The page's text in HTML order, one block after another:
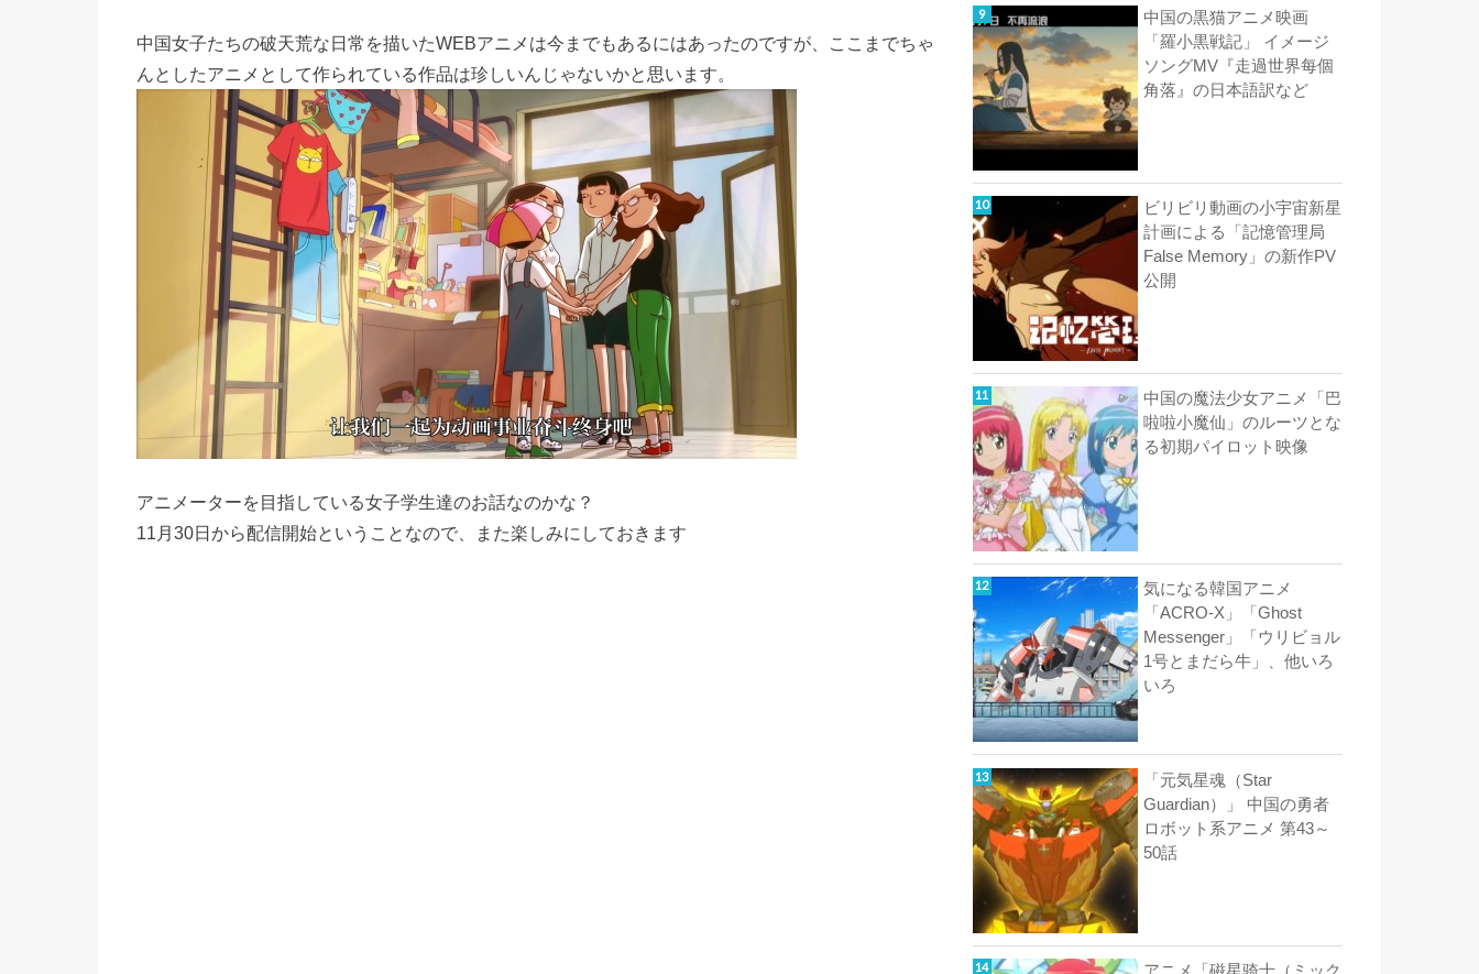
中国女子たちの破天荒な日常を描いたWEBアニメは今までもあるにはあったのですが、ここまでちゃ
んとしたアニメとして作られている作品は珍しいんじゃないかと思います。
アニメーターを目指している女子学生達のお話なのかな？
11月30日から配信開始ということなので、また楽しみにしておきます
中国の黒猫アニメ映画
「羅小黒戦記」 イメージ
ソングMV『走過世界每個
角落』の日本語訳など
ビリビリ動画の小宇宙新星
計画による「記憶管理局
False Memory」の新作PV
公開
中国の魔法少女アニメ「巴
啦啦小魔仙」のルーツとな
る初期パイロット映像
気になる韓国アニメ
「ACRO-X」「Ghost
Messenger」「ウリビョル
1号とまだら牛」、他いろ
いろ
「元気星魂（Star
Guardian）」 中国の勇者
ロボット系アニメ 第43～
50話
アニメ「磁星骑士（ミック